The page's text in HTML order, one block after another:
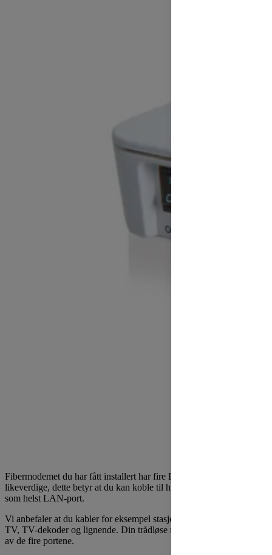
Fibermodemet du har fått installert har fire LAN-porter som alle er
likeverdige, dette betyr at du kan koble til hva som helst i hvilken
som helst LAN-port.
Vi anbefaler at du kabler for eksempel stasjonær PC, spillkonsoll,
TV, TV-dekoder og lignende. Din trådløse ruter kobles også til en
av de fire portene.